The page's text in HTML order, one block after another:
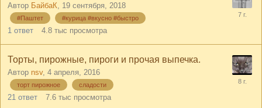
Автор БайбаК 19 сентября, 2018
#Паштет #курица #вкусно #быстро
1 ответ 4.8 тыс просмотра
Торты, пирожные, пироги и прочая выпечка.
Автор nsv, 4 апреля, 2016
торт пирожное сладости
21 ответ 7.6 тыс просмотра